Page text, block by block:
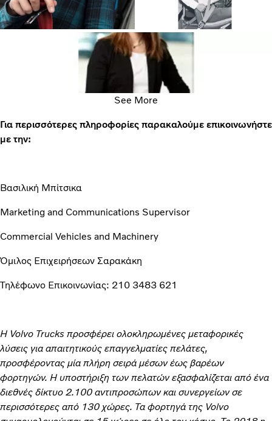
See More
Για περισσότερες πληροφορίες παρακαλούμε επικοινωνήστε
με την:
Βασιλική Μπίτσικα
Marketing and Communications Supervisor
Commercial Vehicles and Machinery
Όμιλος Επιχειρήσεων Σαρακάκη
Τηλέφωνο Επικοινωνίας: 210 3483 621
Η Volvo Trucks προσφέρει ολοκληρωμένες μεταφορικές
λύσεις για απαιτητικούς επαγγελματίες πελάτες,
προσφέροντας μία πλήρη σειρά μέσων έως βαρέων
φορτηγών. Η υποστήριξη των πελατών εξασφαλίζεται από ένα
διεθνές δίκτυο 2.100 αντιπροσώπων και συνεργείων σε
περισσότερες από 130 χώρες. Τα φορτηγά της Volvo